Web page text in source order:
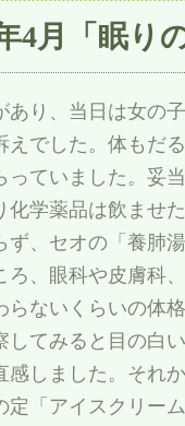
4月「眠り
あり、当日は女の
えでした。体もだ
っていました。妥
化学薬品は飲ませ
ず、セオの「養肺
ろ、眼科や皮膚科
らないくらいの体
してみると目の白
感しました。それ
定「アイスクリー